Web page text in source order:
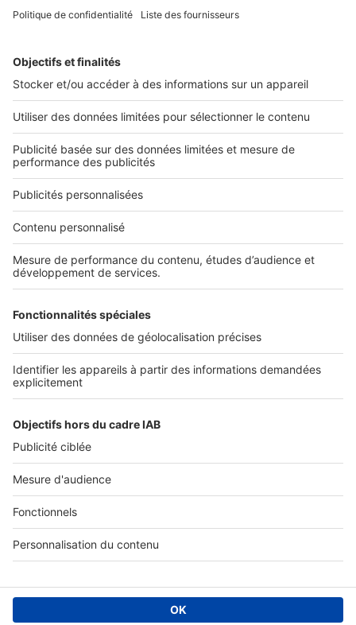
Image
Logements neufs : -80 % de ventes à
Toulouse
SeLoger neuf c'est aussi...
DÉCOUVRIR
Annuaire des professionnels
Déposer une annonce sur SeLoger
SELOGER NEUF
Conditions Générales d'Utilisation
Découvrez notre offre
© 2026 - SeLogerNeuf.com